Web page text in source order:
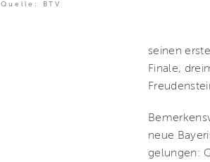
Quelle: BTV
seinen
Finale,
neue
gelungen: